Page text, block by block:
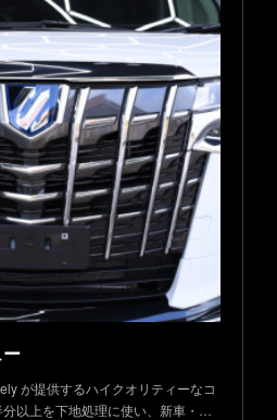
が提供するハイクオリティーなコ
以上を下地処理に使い、新車・…